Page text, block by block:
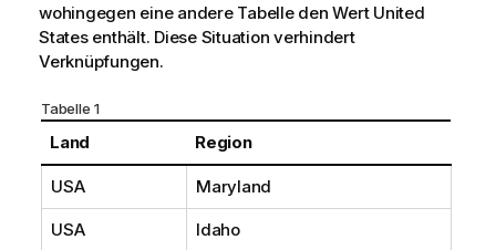
wohingegen eine andere Tabelle den Wert United
Statesenthält. Diese Situation verhindert
Verknüpfungen.
Tabelle 1
Land Region
USA Maryland
USA Idaho